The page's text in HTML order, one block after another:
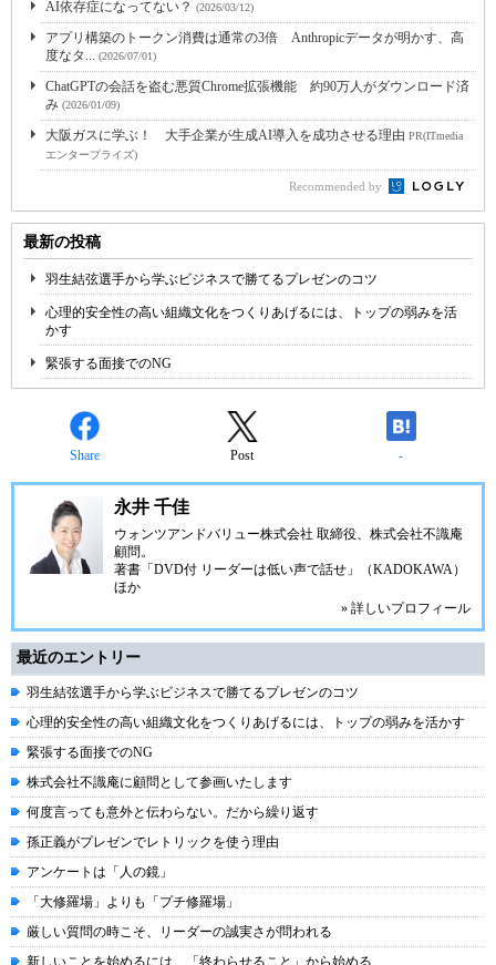
AI依存症になってない？ (2026/03/12)
アプリ構築のトークン消費は通常の3倍 Anthropicデータが明かす、高
度なタ... (2026/07/01)
ChatGPTの会話を盗む悪質Chrome拡張機能 約90万人がダウンロード済
み (2026/01/09)
大阪ガスに学ぶ！ 大手企業が生成AI導入を成功させる理由 PR(ITmedia
エンタープライズ)
Recommended by
最新の投稿
羽生結弦選手から学ぶビジネスで勝てるプレゼンのコツ
心理的安全性の高い組織文化をつくりあげるには、トップの弱みを活
かす
緊張する面接でのNG
Share Post -
永井 千佳
ウォンツアンドバリュー株式会社 取締役、株式会社不識庵
顧問。
著書「DVD付 リーダーは低い声で話せ」（KADOKAWA）
ほか
» 詳しいプロフィール
最近のエントリー
羽生結弦選手から学ぶビジネスで勝てるプレゼンのコツ
心理的安全性の高い組織文化をつくりあげるには、トップの弱みを活かす
緊張する面接でのNG
株式会社不識庵に顧問として参画いたします
何度言っても意外と伝わらない。だから繰り返す
孫正義がプレゼンでレトリックを使う理由
アンケートは「人の鏡」
「大修羅場」よりも「プチ修羅場」
厳しい質問の時こそ、リーダーの誠実さが問われる